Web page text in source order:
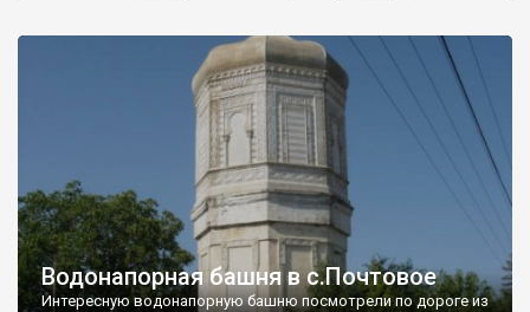
Водонапорная башня в с.Почтовое
Интересную водонапорную башню посмотрели по дороге из